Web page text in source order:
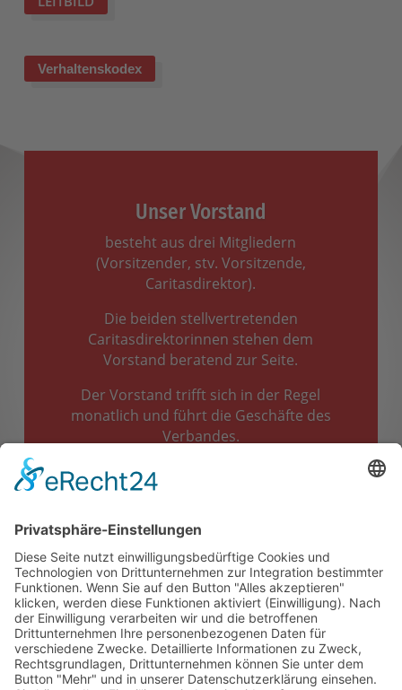
Verhaltenskodex
Unser Vorstand
besteht aus drei Mitgliedern
(Vorsitzender, stv. Vorsitzende,
Caritasdirektor).
Die beiden stellvertretenden
Caritasdirektorinnen stehen dem
Vorstand beratend zur Seite.
Der Vorstand trifft sich in der Regel
monatlich und führt die Geschäfte des
Verbandes.